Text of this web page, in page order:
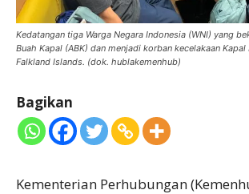
Kedatangan tiga Warga Negara Indonesia (WNI) yang
Buah Kapal (ABK) dan menjadi korban kecelakaan
Falkland Islands. (dok. hublakemenhub)
Bagikan
Kementerian Perhubungan